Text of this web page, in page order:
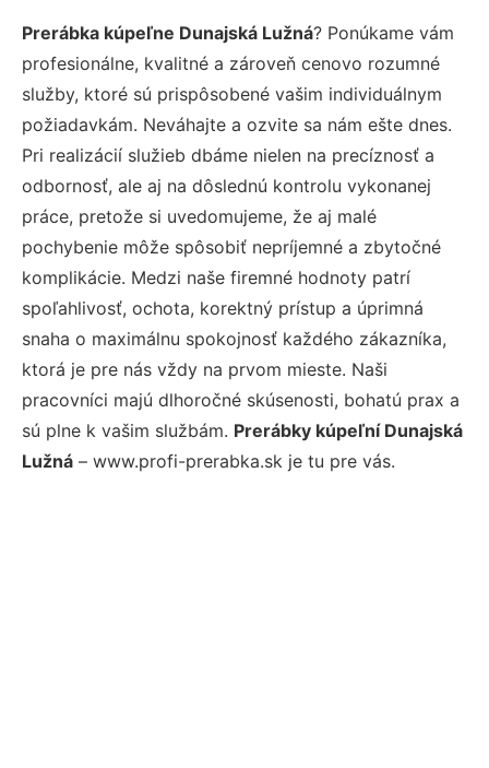
Prerábka kúpeľne Dunajská Lužná? Ponúkame vám
profesionálne, kvalitné a zároveň cenovo rozumné
služby, ktoré sú prispôsobené vašim individuálnym
požiadavkám. Neváhajte a ozvite sa nám ešte dnes.
Pri realizácií služieb dbáme nielen na precíznosť a
odbornosť, ale aj na dôslednú kontrolu vykonanej
práce, pretože si uvedomujeme, že aj malé
pochybenie môže spôsobiť nepríjemné a zbytočné
komplikácie. Medzi naše firemné hodnoty patrí
spoľahlivosť, ochota, korektný prístup a úprimná
snaha o maximálnu spokojnosť každého zákazníka,
ktorá je pre nás vždy na prvom mieste. Naši
pracovníci majú dlhoročné skúsenosti, bohatú prax a
sú plne k vašim službám. Prerábky kúpeľní Dunajská
Lužná – www.profi-prerabka.sk je tu pre vás.